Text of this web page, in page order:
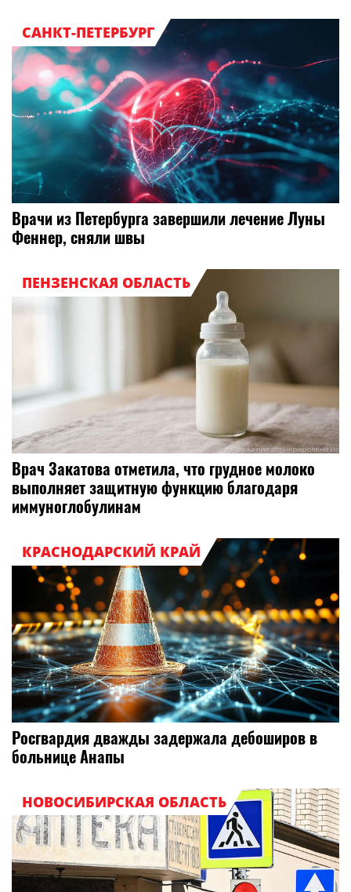
САНКТ-ПЕТЕРБУРГ
Врачи из Петербурга завершили лечение Луны
Феннер, сняли швы
ПЕНЗЕНСКАЯ ОБЛАСТЬ
Врач Закатова отметила, что грудное молоко
выполняет защитную функцию благодаря
иммуноглобулинам
КРАСНОДАРСКИЙ КРАЙ
Росгвардия дважды задержала дебоширов в
больнице Анапы
НОВОСИБИРСКАЯ ОБЛАСТЬ